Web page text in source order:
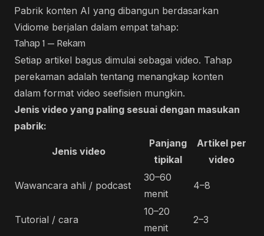
Pabrik konten AI yang dibangun berdasarkan
Vidiome berjalan dalam empat tahap:
Tahap 1 — Rekam
Setiap artikel bagus dimulai sebagai video. Tahap
perekaman adalah tentang menangkap konten
dalam format video seefisien mungkin.
Jenis video yang paling sesuai dengan masukan
pabrik:
Jenis video
Panjang
tipikal
Artikel per
video
Wawancara ahli / podcast
30–60
menit
4–8
Tutorial / cara
10–20
menit
2–3